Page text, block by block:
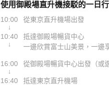
使用御殿場直升機接駁的一日
10:00
↓
從東京直升機場出發
10:40
↓
抵達御殿場暢貨中心
一邊欣賞富士山美景，一邊
16:00
↓
從御殿場暢貨中心出發（或
16:40 抵達東京直升機場